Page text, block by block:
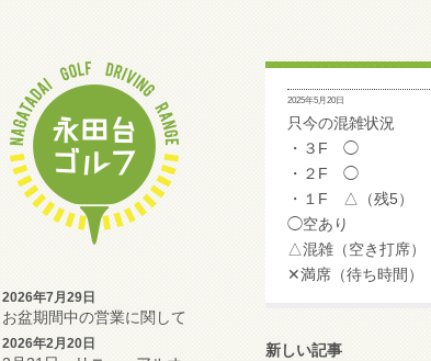
2026年7月29日
お盆期間中の営業に関して
2026年2月20日
2025年5月20日
只今の混雑状況
・３F ◯
・２F ◯
・１F △（残5）
◯空あり
△混雑（空き打席）
✕満席（待ち時間）
新しい記事